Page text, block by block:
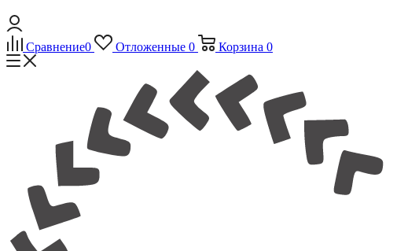
Сравнение0 Отложенные 0 Корзина 0